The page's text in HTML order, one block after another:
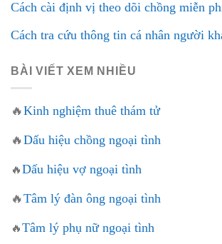
Cách cài định vị theo dõi chồng miễn
Cách tra cứu thông tin cá nhân người
BÀI VIẾT XEM NHIỀU
🔥Kinh nghiệm thuê thám tử
🔥Dấu hiệu chồng ngoại tình
🔥Dấu hiệu vợ ngoại tình
🔥Tâm lý đàn ông ngoại tình
🔥Tâm lý phụ nữ ngoại tình